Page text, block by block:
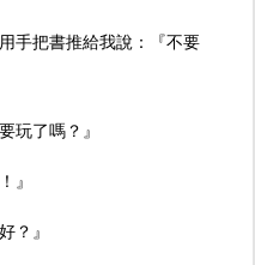
手把書推給我說：『不要
玩了嗎？』
』
？』